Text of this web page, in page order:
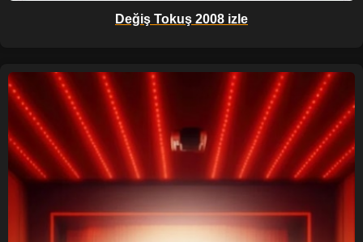
Değiş Tokuş 2008 izle